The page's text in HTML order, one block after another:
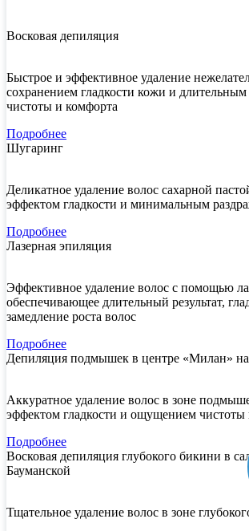
Восковая депиляция
Быстрое и эффективное удаление
сохранением гладкости кожи и
чистоты и комфорта
Подробнее
Шугаринг
Деликатное удаление волос сахарной
эффектом гладкости и минимальным
Подробнее
Лазерная эпиляция
Эффективное удаление волос с помощью
обеспечивающее длительный результат,
замедление роста волос
Подробнее
Депиляция подмышек в центре «Милан» на
Аккуратное удаление волос в зоне
эффектом гладкости и ощущением чистоты
Подробнее
Восковая депиляция глубокого бикини в
Бауманской
Тщательное удаление волос в зоне